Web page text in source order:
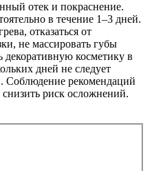
отек и покраснение.
в течение 1–3 дней.
отказаться от
не массировать губы
декоративную косметику в
дней не следует
Соблюдение рекомендаций
снизить риск осложнений.